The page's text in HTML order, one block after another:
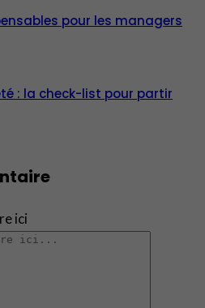
pour les managers
: la check-list pour partir
ici